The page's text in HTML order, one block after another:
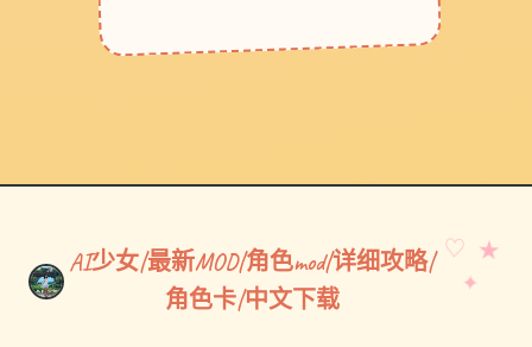
AI少女|最新MOD|角色mod|详细攻略|
角色卡|中文下载
♡ ★
✦